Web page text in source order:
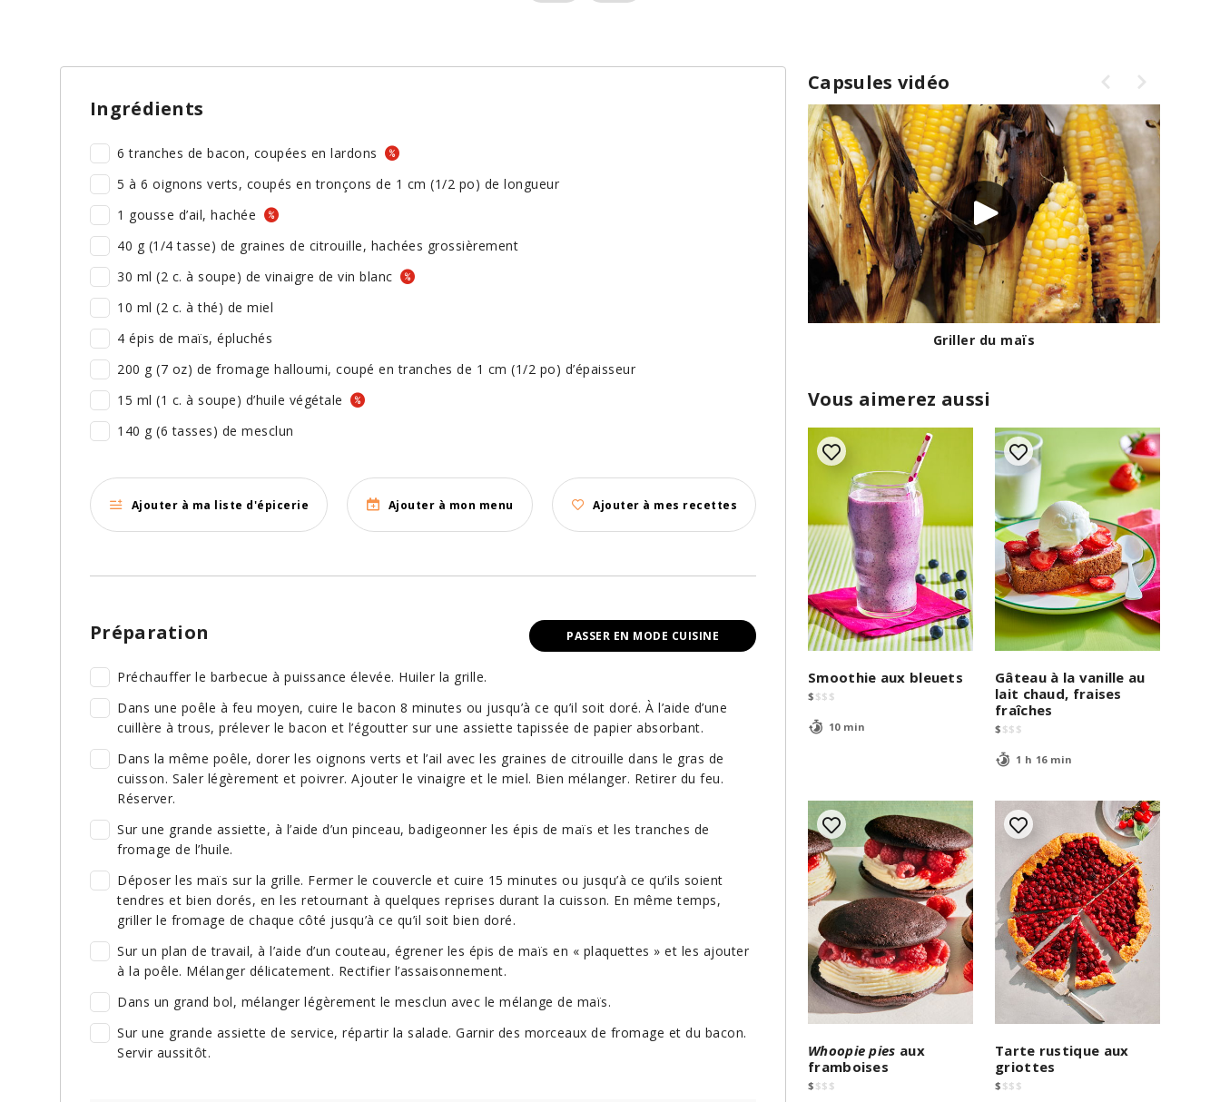
Capsules vidéo
Griller du maïs
Vous aimerez aussi
Smoothie aux bleuets
$ $$ $
10 min
Gâteau à la vanille au
lait chaud, fraises
fraîches
$ $$ $
1 h 16 min
Whoopie pies aux
framboises
$ $$ $
Tarte rustique aux
griottes
$ $$ $
Ingrédients
6 tranches de bacon, coupées en lardons
5 à 6 oignons verts, coupés en tronçons de 1 cm (1/2 po) de longueur
1 gousse d’ail, hachée
40 g (1/4 tasse) de graines de citrouille, hachées grossièrement
30 ml (2 c. à soupe) de vinaigre de vin blanc
10 ml (2 c. à thé) de miel
4 épis de maïs, épluchés
200 g (7 oz) de fromage halloumi, coupé en tranches de 1 cm (1/2 po) d’épaisseur
15 ml (1 c. à soupe) d’huile végétale
140 g (6 tasses) de mesclun
Ajouter à ma liste d'épicerie Ajouter à mon menu Ajouter à mes recettes
PASSER EN MODE CUISINE
Préparation
Préchauffer le barbecue à puissance élevée. Huiler la grille.
Dans une poêle à feu moyen, cuire le bacon 8 minutes ou jusqu’à ce qu’il soit doré. À l’aide d’une
cuillère à trous, prélever le bacon et l’égoutter sur une assiette tapissée de papier absorbant.
Dans la même poêle, dorer les oignons verts et l’ail avec les graines de citrouille dans le gras de
cuisson. Saler légèrement et poivrer. Ajouter le vinaigre et le miel. Bien mélanger. Retirer du feu.
Réserver.
Sur une grande assiette, à l’aide d’un pinceau, badigeonner les épis de maïs et les tranches de
fromage de l’huile.
Déposer les maïs sur la grille. Fermer le couvercle et cuire 15 minutes ou jusqu’à ce qu’ils soient
tendres et bien dorés, en les retournant à quelques reprises durant la cuisson. En même temps,
griller le fromage de chaque côté jusqu’à ce qu’il soit bien doré.
Sur un plan de travail, à l’aide d’un couteau, égrener les épis de maïs en « plaquettes » et les ajouter
à la poêle. Mélanger délicatement. Rectifier l’assaisonnement.
Dans un grand bol, mélanger légèrement le mesclun avec le mélange de maïs.
Sur une grande assiette de service, répartir la salade. Garnir des morceaux de fromage et du bacon.
Servir aussitôt.